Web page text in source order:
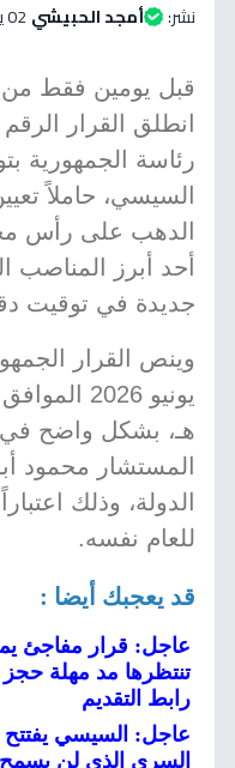
نشر: أمجد الحبيشي02 يوليو 2026 الساعة 12:45 مساءاً
رئاسة الجمهورية
السيسي، حاملاً
الدهب على رأس
أحد أبرز المناصب
جديدة في توقيت
هـ، بشكل واضح في
المستشار محمود
الدولة، وذلك
للعام نفسه.
قد يعجبك أيضا :
رابط التقديم
عاجل: السيسي يفتتح
السري الذي لن يسمح